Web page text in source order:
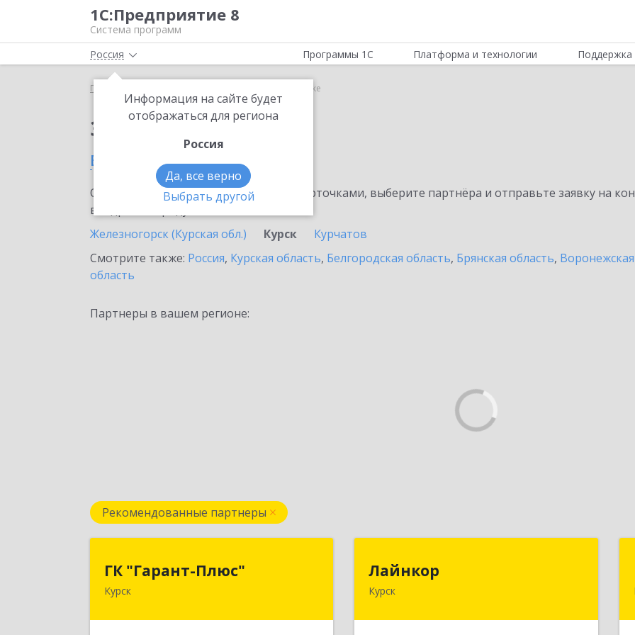
1С:Предприятие 8
Система программ
Россия
Информация на сайте будет
отображаться для региона
Россия
Да, все верно
Выбрать другой
Программы 1С Платформа и технологии Поддержка
Главная 1С-ЭТП в Курске
Заказать 1С-ЭТП
в Курске
Ознакомьтесь с информационными карточками, выберите партнёра и отправьте заявку на
внедрение продукта.
Железногорск (Курская обл.)
Курск
Курчатов
Смотрите также: Россия, Курская область, Белгородская область, Брянская область,
область
Партнеры в вашем регионе:
Рекомендованные партнеры
ГК "Гарант-Плюс"
Курск
Лайнкор
Курск
305021, Курская обл, Курск г, Победы